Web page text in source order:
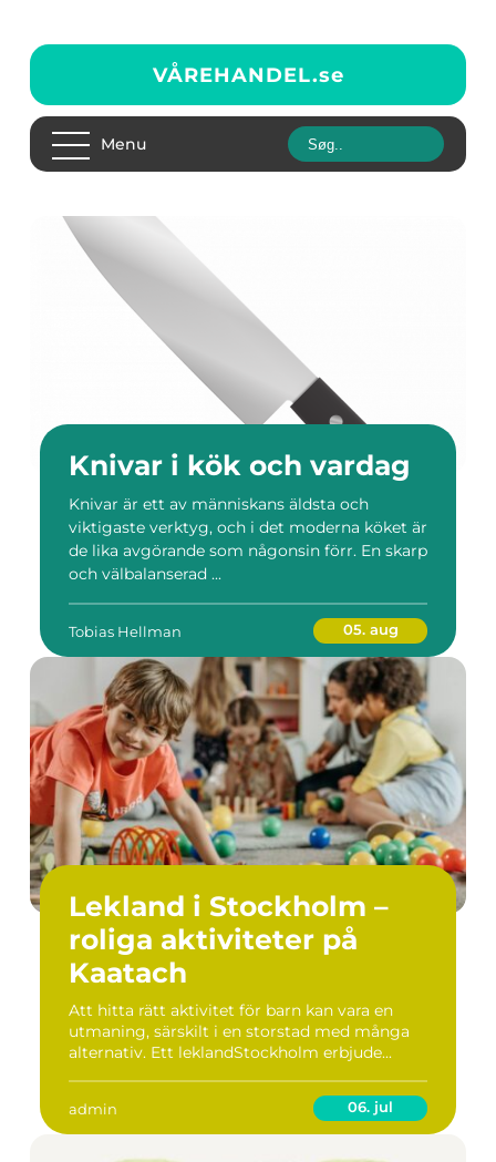
VÅREHANDEL.se
Menu
Knivar i kök och vardag
Knivar är ett av människans äldsta och
viktigaste verktyg, och i det moderna köket är
de lika avgörande som någonsin förr. En skarp
och välbalanserad ...
Tobias Hellman 05. aug
Lekland i Stockholm –
roliga aktiviteter på
Kaatach
Att hitta rätt aktivitet för barn kan vara en
utmaning, särskilt i en storstad med många
alternativ. Ett leklandStockholm erbjude...
admin 06. jul